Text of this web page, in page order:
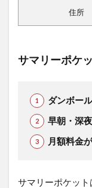
住所
サマリーポケ
ダンボー
早朝・深
月額料金
サマリーポケッ